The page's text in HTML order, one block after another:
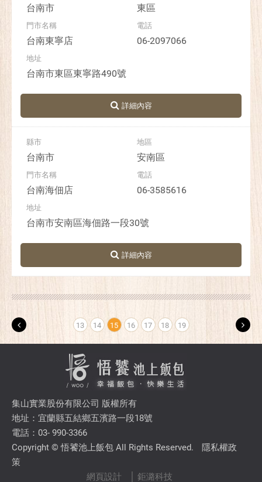
台南市 東區
台南東寧店 06-2097066
台南市東區東寧路490號
台南市 安南區
台南海佃店 06-3585616
台南市安南區海佃路一段30號
13 14 15 16 17 18 19
集山實業股份有限公司 版權所有
地址：宜蘭縣五結鄉五濱路一段18號
電話：03- 990-3366
Copyright © 悟饕池上飯包 All Rights Reserved.
隱私權政
策
網頁設計
│ 鉅潞科技